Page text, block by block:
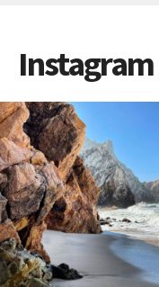
Instagram